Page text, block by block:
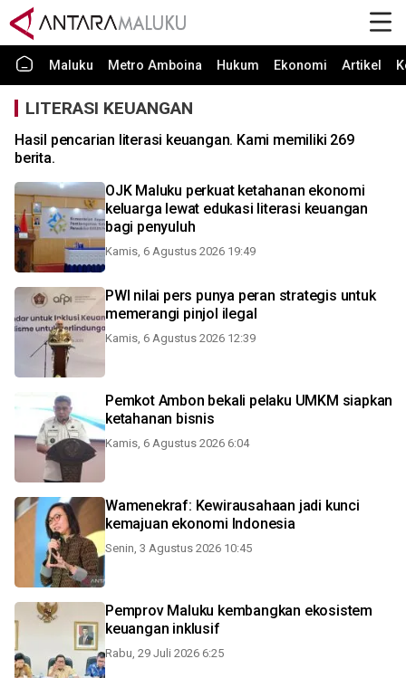
Maluku Metro Amboina Hukum Ekonomi Artikel
LITERASI KEUANGAN
Hasil pencarian literasi keuangan. Kami memiliki 269
berita.
OJK Maluku perkuat ketahanan ekonomi
keluarga lewat edukasi literasi keuangan
bagi penyuluh
Kamis, 6 Agustus 2026 19:49
PWI nilai pers punya peran strategis untuk
memerangi pinjol ilegal
Kamis, 6 Agustus 2026 12:39
Pemkot Ambon bekali pelaku UMKM siapkan
ketahanan bisnis
Kamis, 6 Agustus 2026 6:04
Wamenekraf: Kewirausahaan jadi kunci
kemajuan ekonomi Indonesia
Senin, 3 Agustus 2026 10:45
Pemprov Maluku kembangkan ekosistem
keuangan inklusif
Rabu, 29 Juli 2026 6:25